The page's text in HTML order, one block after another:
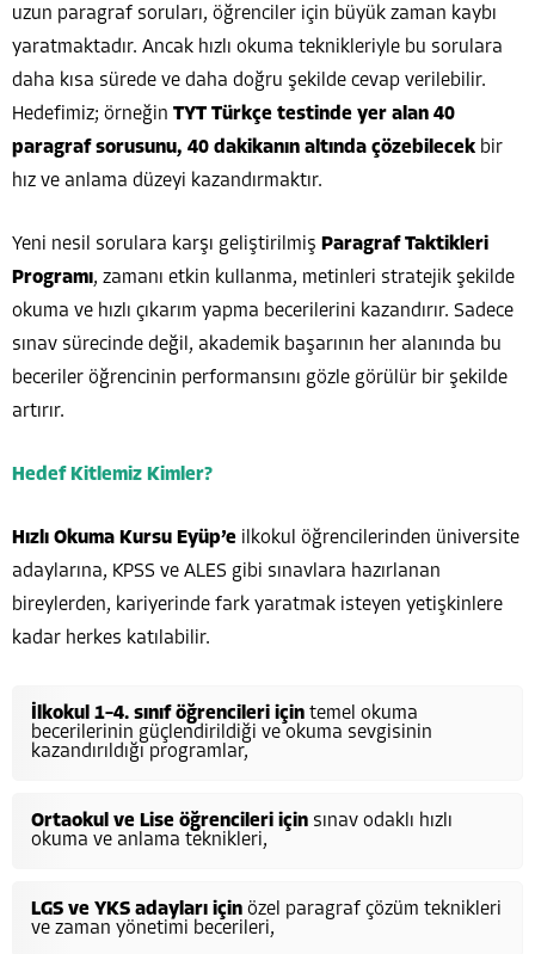
uzun paragraf soruları, öğrenciler için büyük zaman kaybı
yaratmaktadır. Ancak hızlı okuma teknikleriyle bu sorulara
daha kısa sürede ve daha doğru şekilde cevap verilebilir.
Hedefimiz; örneğin TYT Türkçe testinde yer alan 40
paragraf sorusunu, 40 dakikanın altında çözebilecek bir
hız ve anlama düzeyi kazandırmaktır.
Yeni nesil sorulara karşı geliştirilmiş Paragraf Taktikleri
Programı, zamanı etkin kullanma, metinleri stratejik şekilde
okuma ve hızlı çıkarım yapma becerilerini kazandırır. Sadece
sınav sürecinde değil, akademik başarının her alanında bu
beceriler öğrencinin performansını gözle görülür bir şekilde
artırır.
Hedef Kitlemiz Kimler?
Hızlı Okuma Kursu Eyüp’e ilkokul öğrencilerinden üniversite
adaylarına, KPSS ve ALES gibi sınavlara hazırlanan
bireylerden, kariyerinde fark yaratmak isteyen yetişkinlere
kadar herkes katılabilir.
İlkokul 1–4. sınıf öğrencileri için temel okuma
becerilerinin güçlendirildiği ve okuma sevgisinin
kazandırıldığı programlar,
Ortaokul ve Lise öğrencileri için sınav odaklı hızlı
okuma ve anlama teknikleri,
LGS ve YKS adayları için özel paragraf çözüm teknikleri
ve zaman yönetimi becerileri,